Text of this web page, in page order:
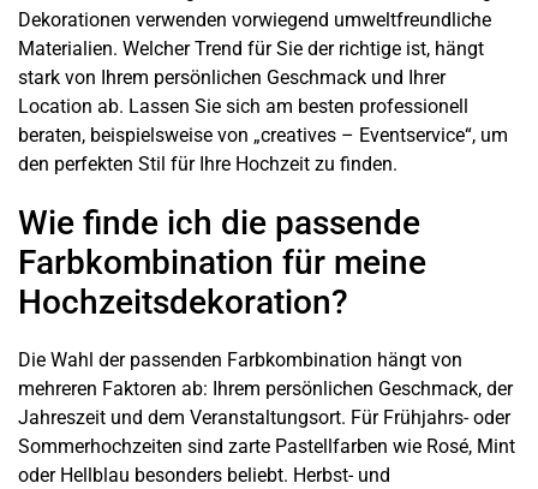
Dekorationen verwenden vorwiegend umweltfreundliche
Materialien. Welcher Trend für Sie der richtige ist, hängt
stark von Ihrem persönlichen Geschmack und Ihrer
Location ab. Lassen Sie sich am besten professionell
beraten, beispielsweise von „creatives – Eventservice“, um
den perfekten Stil für Ihre Hochzeit zu finden.
Wie finde ich die passende
Farbkombination für meine
Hochzeitsdekoration?
Die Wahl der passenden Farbkombination hängt von
mehreren Faktoren ab: Ihrem persönlichen Geschmack, der
Jahreszeit und dem Veranstaltungsort. Für Frühjahrs- oder
Sommerhochzeiten sind zarte Pastellfarben wie Rosé, Mint
oder Hellblau besonders beliebt. Herbst- und